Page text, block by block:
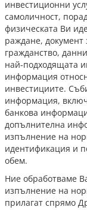
инвестиционни
самоличност,
физическата Ви
раждане, документ
гражданство,
най-подходящата
информация
инвестициите.
информация,
банкова
допълнителна
изпълнение на
идентификация и
обем.
Ние обработваме
изпълнение на
прилагат спрямо